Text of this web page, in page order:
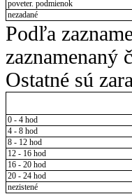
poveter. podmienok
nezadané
Podľa
zaznamenaný
Ostatné sú
0 - 4 hod
4 - 8 hod
8 - 12 hod
12 - 16 hod
16 - 20 hod
20 - 24 hod
nezistené